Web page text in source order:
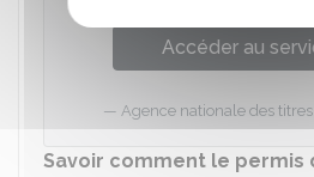
Accéder au
Agence nationale des titres
Savoir comment le permis